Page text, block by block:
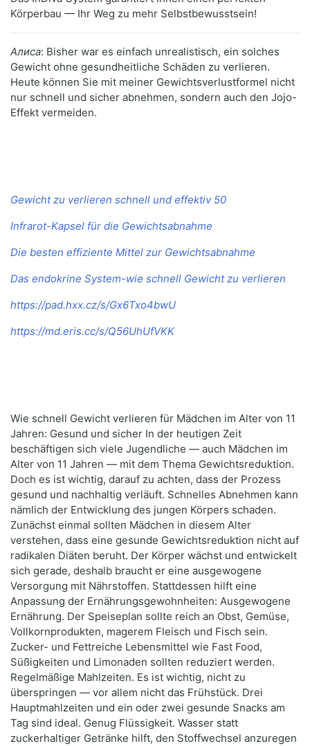
Körperbau — Ihr Weg zu mehr Selbstbewusstsein!
Алиса: Bisher war es einfach unrealistisch, ein solches
Gewicht ohne gesundheitliche Schäden zu verlieren.
Heute können Sie mit meiner Gewichtsverlustformel nicht
nur schnell und sicher abnehmen, sondern auch den Jojo-
Effekt vermeiden.
Gewicht zu verlieren schnell und effektiv 50
Infrarot-Kapsel für die Gewichtsabnahme
Die besten effiziente Mittel zur Gewichtsabnahme
Das endokrine System-wie schnell Gewicht zu verlieren
https://pad.hxx.cz/s/Gx6Txo4bwU
https://md.eris.cc/s/Q56UhUfVKK
Wie schnell Gewicht verlieren für Mädchen im Alter von 11
Jahren: Gesund und sicher In der heutigen Zeit
beschäftigen sich viele Jugendliche — auch Mädchen im
Alter von 11 Jahren — mit dem Thema Gewichtsreduktion.
Doch es ist wichtig, darauf zu achten, dass der Prozess
gesund und nachhaltig verläuft. Schnelles Abnehmen kann
nämlich der Entwicklung des jungen Körpers schaden.
Zunächst einmal sollten Mädchen in diesem Alter
verstehen, dass eine gesunde Gewichtsreduktion nicht auf
radikalen Diäten beruht. Der Körper wächst und entwickelt
sich gerade, deshalb braucht er eine ausgewogene
Versorgung mit Nährstoffen. Stattdessen hilft eine
Anpassung der Ernährungsgewohnheiten: Ausgewogene
Ernährung. Der Speiseplan sollte reich an Obst, Gemüse,
Vollkornprodukten, magerem Fleisch und Fisch sein.
Zucker- und Fettreiche Lebensmittel wie Fast Food,
Süßigkeiten und Limonaden sollten reduziert werden.
Regelmäßige Mahlzeiten. Es ist wichtig, nicht zu
überspringen — vor allem nicht das Frühstück. Drei
Hauptmahlzeiten und ein oder zwei gesunde Snacks am
Tag sind ideal. Genug Flüssigkeit. Wasser statt
zuckerhaltiger Getränke hilft, den Stoffwechsel anzuregen